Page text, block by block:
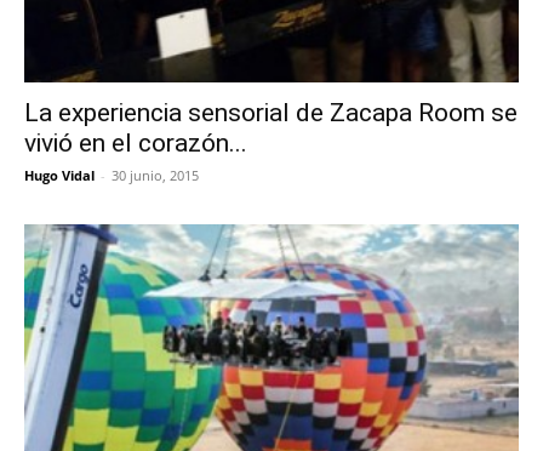
La experiencia sensorial de Zacapa Room se
vivió en el corazón...
Hugo Vidal - 30 junio, 2015